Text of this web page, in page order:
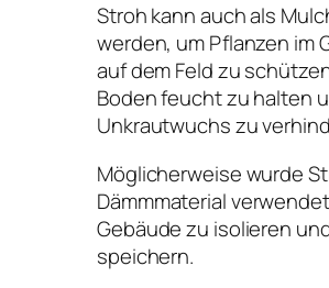
Stroh kann auch als
werden, um Pflanzen im
auf dem Feld zu
Boden feucht zu halten
Unkrautwuchs zu
Möglicherweise wurde
Dämmmaterial
Gebäude zu isolieren
speichern.